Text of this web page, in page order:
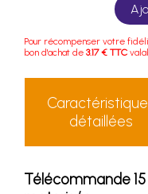
Pour récompenser votre
bon d'achat de 3.17 € TTC
détaillées
Télécommande